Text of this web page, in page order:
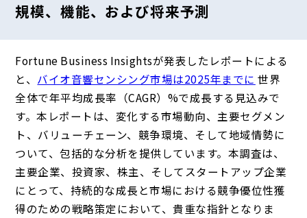
規模、機能、および将来予測
Fortune Business Insightsが発表したレポートによる
と、 バイオ音響センシング市場は2025年までに 世界
全体で年平均成長率（CAGR）%で成長する見込みで
す。本レポートは、変化する市場動向、主要セグメン
ト、バリューチェーン、競争環境、そして地域情勢に
ついて、包括的な分析を提供しています。本調査は、
主要企業、投資家、株主、そしてスタートアップ企業
にとって、持続的な成長と市場における競争優位性獲
得のための戦略策定において、貴重な指針となりま